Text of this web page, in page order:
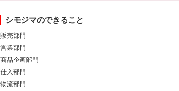
シモジマのできること
販売部門
営業部門
商品企画部門
仕入部門
物流部門